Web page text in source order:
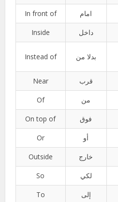
In front of امام
Inside داخل
Instead of بدلا من
Near قرب
Of من
On top of فوق
Or أو
Outside خارج
So لكي
To إلى